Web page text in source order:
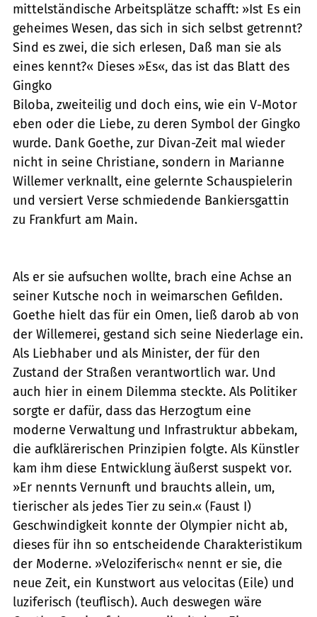
mittelständische Arbeitsplätze schafft: »Ist Es ein
geheimes Wesen, das sich in sich selbst getrennt?
Sind es zwei, die sich erlesen, Daß man sie als
eines kennt?« Dieses »Es«, das ist das Blatt des
Gingko
Biloba, zweiteilig und doch eins, wie ein V-Motor
eben oder die Liebe, zu deren Symbol der Gingko
wurde. Dank Goethe, zur Divan-Zeit mal wieder
nicht in seine Christiane, sondern in Marianne
Willemer verknallt, eine gelernte Schauspielerin
und versiert Verse schmiedende Bankiersgattin
zu Frankfurt am Main.
Als er sie aufsuchen wollte, brach eine Achse an
seiner Kutsche noch in weimarschen Gefilden.
Goethe hielt das für ein Omen, ließ darob ab von
der Willemerei, gestand sich seine Niederlage ein.
Als Liebhaber und als Minister, der für den
Zustand der Straßen verantwortlich war. Und
auch hier in einem Dilemma steckte. Als Politiker
sorgte er dafür, dass das Herzogtum eine
moderne Verwaltung und Infrastruktur abbekam,
die aufklärerischen Prinzipien folgte. Als Künstler
kam ihm diese Entwicklung äußerst suspekt vor.
»Er nennts Vernunft und brauchts allein, um,
tierischer als jedes Tier zu sein.« (Faust I)
Geschwindigkeit konnte der Olympier nicht ab,
dieses für ihn so entscheidende Charakteristikum
der Moderne. »Veloziferisch« nennt er sie, die
neue Zeit, ein Kunstwort aus velocitas (Eile) und
luziferisch (teuflisch). Auch deswegen wäre